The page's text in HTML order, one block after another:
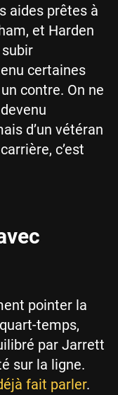
aides prêtes à
et Harden
subir
certaines
contre. On ne
d’un vétéran
c’est
pointer la
temps,
par Jarrett
sur la ligne.
fait parler.